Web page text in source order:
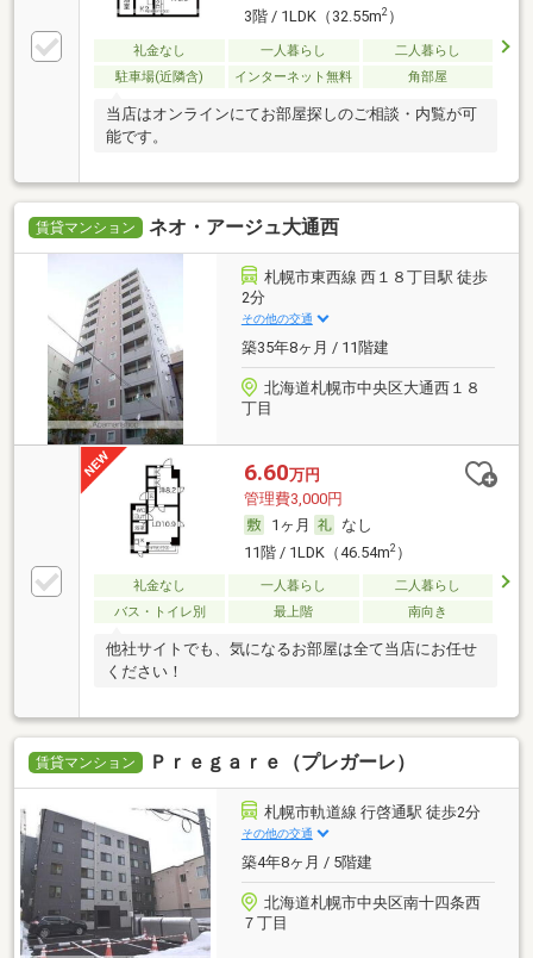
3階 / 1LDK（32.55m2）
礼金なし 一人暮らし
二人暮らし
駐車場(近隣含)
インターネット無料 角部屋
当店はオンラインにてお部屋探しのご相談・内覧が可
能です。
賃貸マンション ネオ・アージュ大通西
札幌市東西線 西１８丁目駅 徒歩
2分
その他の交通
築35年8ヶ月 / 11階建
北海道札幌市中央区大通西１８
丁目
6.60万円
管理費3,000円
1ヶ月
なし
11階 / 1LDK（46.54m2）
礼金なし 一人暮らし
二人暮らし
バス・トイレ別
最上階 南向き
他社サイトでも、気になるお部屋は全て当店にお任せ
ください！
賃貸マンション Ｐｒｅｇａｒｅ（プレガーレ）
札幌市軌道線 行啓通駅 徒歩2分
その他の交通
築4年8ヶ月 / 5階建
北海道札幌市中央区南十四条西
７丁目